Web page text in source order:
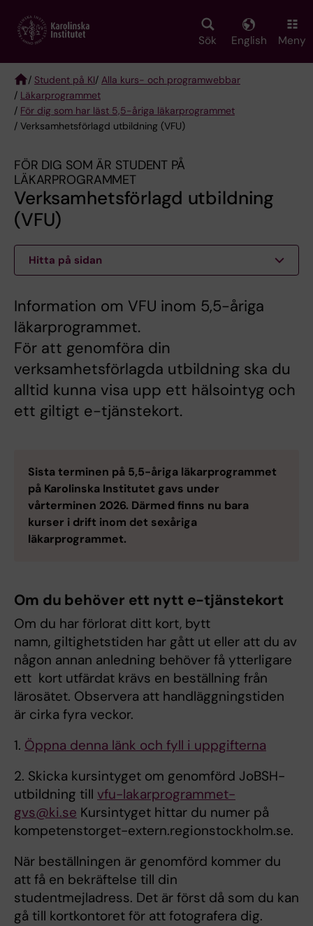
main
Sök English Meny
Breadcrumb
/ Student på KI/ Alla kurs- och programwebbar
/ Läkarprogrammet
/ För dig som har läst 5,5-åriga läkarprogrammet
/ Verksamhetsförlagd utbildning (VFU)
FÖR DIG SOM ÄR STUDENT PÅ
LÄKARPROGRAMMET
Verksamhetsförlagd utbildning
(VFU)
Hitta på sidan
Information om VFU inom 5,5-åriga
läkarprogrammet.
För att genomföra din
verksamhetsförlagda utbildning ska du
alltid kunna visa upp ett hälsointyg och
ett giltigt e-tjänstekort.
Sista terminen på 5,5-åriga läkarprogrammet
på Karolinska Institutet gavs under
vårterminen 2026. Därmed finns nu bara
kurser i drift inom det sexåriga
läkarprogrammet.
Om du behöver ett nytt e-tjänstekort
Om du har förlorat ditt kort, bytt
namn, giltighetstiden har gått ut eller att du av
någon annan anledning behöver få ytterligare
ett kort utfärdat krävs en beställning från
lärosätet. Observera att handläggningstiden
är cirka fyra veckor.
1. Öppna denna länk och fyll i uppgifterna
2. Skicka kursintyget om genomförd JoBSH-
utbildning till vfu-lakarprogrammet-
gvs@ki.se Kursintyget hittar du numer på
kompetenstorget-extern.regionstockholm.se.
När beställningen är genomförd kommer du
att få en bekräftelse till din
studentmejladress. Det är först då som du kan
gå till kortkontoret för att fotografera dig.